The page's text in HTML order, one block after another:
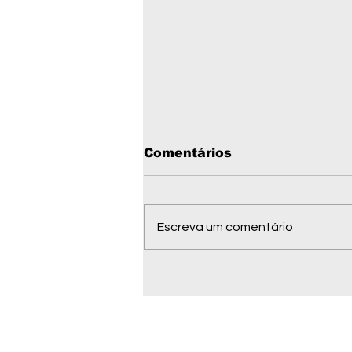
Comentários
Escreva um comentário